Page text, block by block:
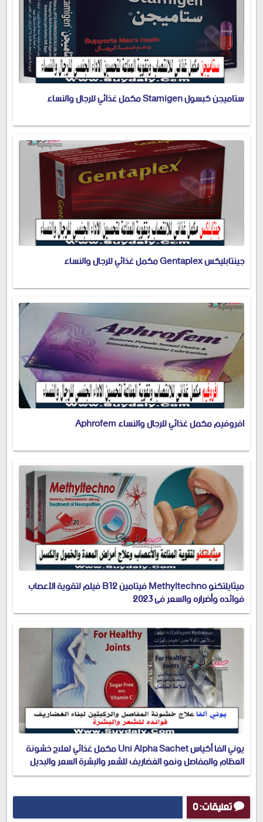
ستاميجن كبسول Stamigen مكمل غذائي للرجال والنساء
جينتابليكس Gentaplex مكمل غذائي للرجال والنساء
افروفيم مكمل غذائي للرجال والنساء Aphrofem
ميثايلتكنو Methyltechno فيتامين B12 فيلم لتقوية الأعصاب
فوائده وأضراره والسعر في 2023
يوني الفا أكياس Uni Alpha Sachet مكمل غذائي لعلاج خشونة
العظام والمفاصل ونمو الغضاريف للشعر والبشرة السعر والبديل
في 2023
تعليقات: 0